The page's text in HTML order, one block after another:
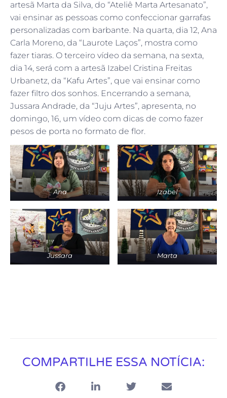
artesã Marta da Silva, do “Ateliê Marta Artesanato”,
vai ensinar as pessoas como confeccionar garrafas
personalizadas com barbante. Na quarta, dia 12, Ana
Carla Moreno, da “Laurote Laços”, mostra como
fazer tiaras. O terceiro vídeo da semana, na sexta,
dia 14, será com a artesã Izabel Cristina Freitas
Urbanetz, da “Kafu Artes”, que vai ensinar como
fazer filtro dos sonhos. Encerrando a semana,
Jussara Andrade, da “Juju Artes”, apresenta, no
domingo, 16, um vídeo com dicas de como fazer
pesos de porta no formato de flor.
Ana Izabel
Jussara Marta
COMPARTILHE ESSA NOTÍCIA: